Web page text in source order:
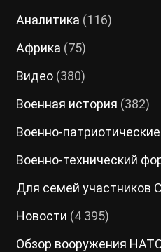
Аналитика (116)
Африка (75)
Видео(380)
Военная история (382)
Военно-
Военно-технический
Для семей участников
Новости (4 395)
Обзор вооружения